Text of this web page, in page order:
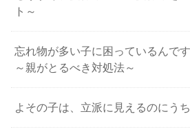
ト～
忘れ物が多い子に困っているんで
～親がとるべき対処法～
よその子は、立派に見えるのにう